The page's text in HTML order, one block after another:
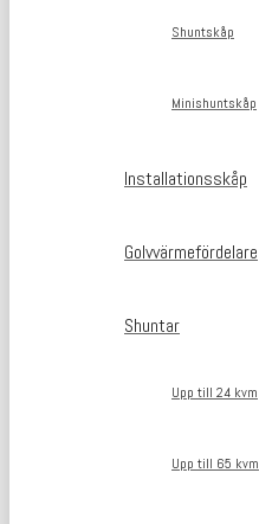
Shuntskåp
Minishuntskåp
Installationsskåp
Golvvärmefördelare
Shuntar
Upp till 24 kvm
Upp till 65 kvm